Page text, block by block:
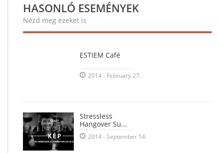
HASONLÓ ESEMÉNYEK
Nézd meg ezeket is
ESTIEM Café
2014 - February 27.
Stressless
Hangover Su...
2014 - September 14.